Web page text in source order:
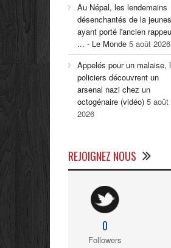
Au Népal, les lendemains
désenchantés de la
ayant porté l'ancien
... - Le Monde 5 août 2026
Appelés pour un malaise,
policiers découvrent un
arsenal nazi chez un
octogénaire (vidéo) 5 août
2026
REJOIGNEZ NOUS
0
Followers